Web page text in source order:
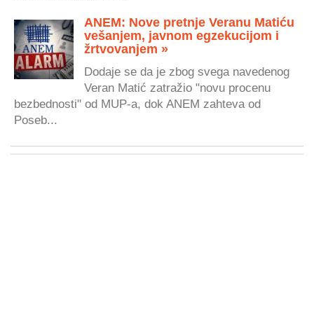
ANEM: Nove pretnje Veranu Matiću
vešanjem, javnom egzekucijom i
žrtvovanjem »
Dodaje se da je zbog svega navedenog
Veran Matić zatražio "novu procenu
bezbednosti" od MUP-a, dok ANEM zahteva od
Poseb...